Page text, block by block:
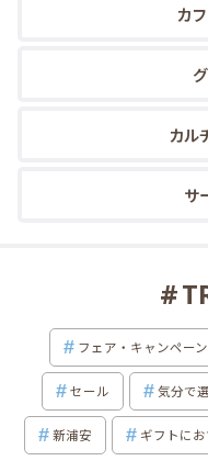
カ
カル
サ
フェア・キャンペーン
セール 気分で
新浦安 ギフトに